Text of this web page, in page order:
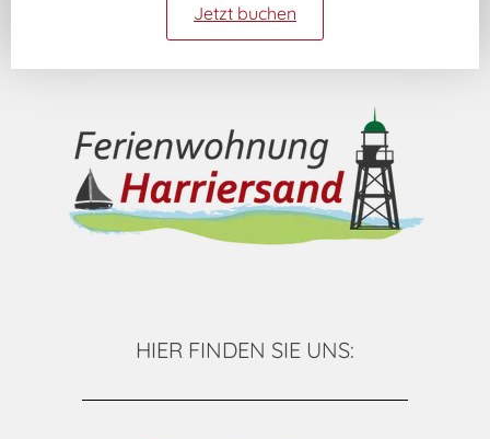
Jetzt buchen
HIER FINDEN SIE UNS: